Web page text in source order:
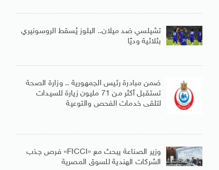
تشيلسي ضد ميلان.. البلوز يُسقط الروسونيري
بثلاثية وديًا
ضمن مبادرة رئيس الجمهورية .. وزارة الصحة
تستقبل أكثر من 71 مليون زيارة للسيدات
لتلقى خدمات الفحص والتوعية
وزير الصناعة يبحث مع «FICCI» فرص جذب
الشركات الهندية للسوق المصرية